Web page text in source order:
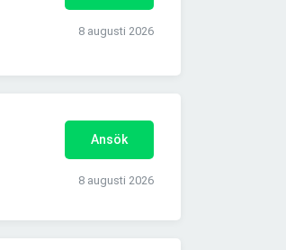
8 augusti 2026
Ansök
8 augusti 2026